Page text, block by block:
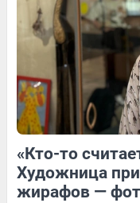
139 Обсудить
«Кто-то
Художница
жирафов —